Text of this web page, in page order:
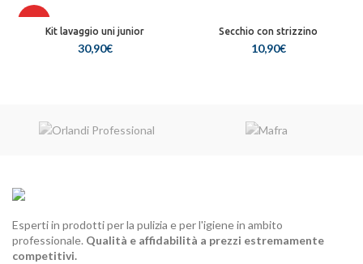
Kit lavaggio uni junior
30,90€
Secchio con strizzino
10,90€
Esperti in prodotti per la pulizia e per l'igiene in ambito
professionale. Qualità e affidabilità a prezzi estremamente
competitivi.